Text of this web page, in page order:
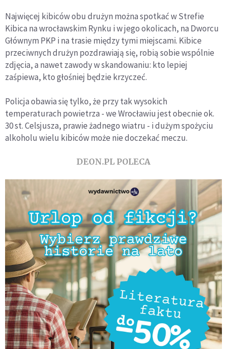
Najwięcej kibiców obu drużyn można spotkać w Strefie
Kibica na wrocławskim Rynku i w jego okolicach, na Dworcu
Głównym PKP i na trasie między tymi miejscami. Kibice
przeciwnych drużyn pozdrawiają się, robią sobie wspólnie
zdjęcia, a nawet zawody w skandowaniu: kto lepiej
zaśpiewa, kto głośniej będzie krzyczeć.
Policja obawia się tylko, że przy tak wysokich
temperaturach powietrza - we Wrocławiu jest obecnie ok.
30 st. Celsjusza, prawie żadnego wiatru - i dużym spożyciu
alkoholu wielu kibiców może nie doczekać meczu.
DEON.PL POLECA